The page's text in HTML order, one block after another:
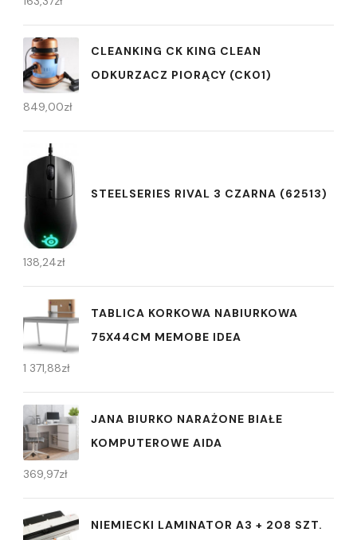
CLEANKING CK KING CLEAN
ODKURZACZ PIORĄCY (CK01)
849,00zł
STEELSERIES RIVAL 3 CZARNA (62513)
138,24zł
TABLICA KORKOWA NABIURKOWA
75X44CM MEMOBE IDEA
1 371,88zł
JANA BIURKO NARAŻONE BIAŁE
KOMPUTEROWE AIDA
369,97zł
NIEMIECKI LAMINATOR A3 + 208 SZT.